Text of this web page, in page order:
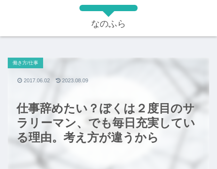
なのふら
仕事辞めたい？ぼくは２度目のサ
ラリーマン、でも毎日充実してい
る理由。考え方が違うから
働き方/仕事
2017.06.02 2023.08.09